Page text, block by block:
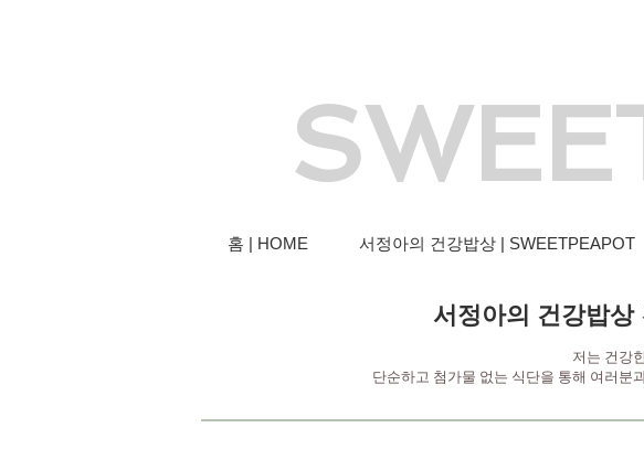
홈 | HOME 서정아의 건강밥상 | SWEETPEAPOT
서정아의 건강밥
저는 건강
단순하고 첨가물 없는 식단을 통해 여러분